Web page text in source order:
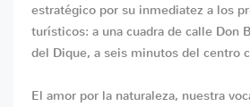
estratégico por su inmediatez a los
turísticos: a una cuadra de calle Don
del Dique, a seis minutos del centro
El amor por la naturaleza, nuestra